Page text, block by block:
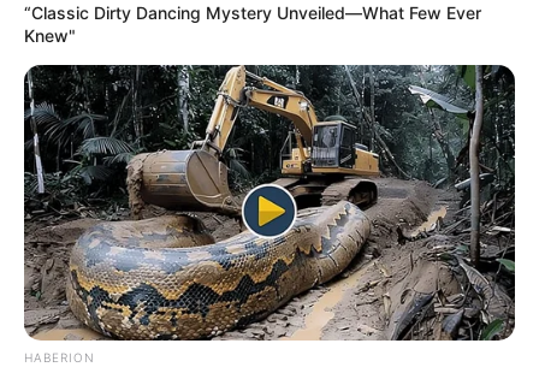
“Classic Dirty Dancing Mystery Unveiled—What Few Ever
Knew"
HABERION